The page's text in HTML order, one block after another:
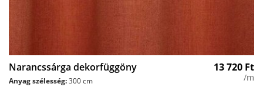
Narancssárga dekorfüggöny 13 720 Ft
/m
Anyag szélesség:300 cm